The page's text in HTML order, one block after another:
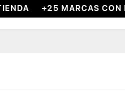
+25 MARCAS CON